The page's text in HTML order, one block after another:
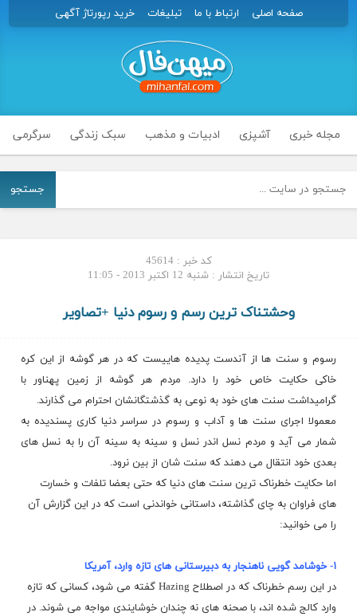
صفحه اصلی ارتباط با ما تبلیغات خرید رپورتاژ آگهی
مجله خبری آشپزی ادبیات و مذهب سبک زندگی سرگرمی
جستجو
کد خبر : 45614
تاریخ انتشار : شنبه 12 اکتبر 2013 - 11:05
وحشتناک ترین رسم و رسوم دنیا +تصاویر
رسوم و سنت ها از آندست پدیده هاییست که در هر گوشه از این کره
خاکی حکایت خاص خود را دارد. مردم هر گوشه از زمین پهناور با
گرامیداشت سنت های خود به نوعی به گذشتگانشان احترام می گذارند.
معمولا اجرای سنت ها و آداب و رسوم در سراسر دنیا کاری پسندیده به
شمار می آید و مردم نسل اندر نسل و سینه به سینه آن را به نسل های
بعدی خود انتقال می دهند که سنت شان از بین نرود.
اما حکایت خطرناک ترین سنت های دنیا که حتی بعضا تلفات و خسارت
های فراوان به چای گذاشته، داستانی خواندنی است که در این گزارش آن
را می خوانید:
۱- خوشامد گویی ناهنجار به دبیرستانی های تازه وارد، آمریکا
در این رسم خطرناک که در اصطلاح Hazing گفته می شود، کسانی که تازه
وارد کالج شده اند، با صحنه های نه چندان خوشایندی مواجه می شوند. در